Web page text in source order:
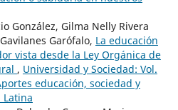
González, Gilma Nelly Rivera
Garófalo, La educación
vista desde la Ley Orgánica de
, Universidad y Sociedad: Vol.
educación, sociedad y
Latina